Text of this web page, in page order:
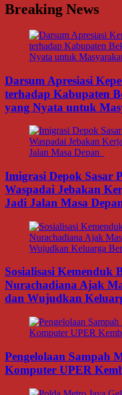
mode
Breaking News
Darsum Apresiasi
terhadap Kabupaten
yang Nyata untuk
Imigrasi Depok Sasar
Waspadai Jebakan
Jadi Jalan Masa
Sosialisasi Kemenduk
Nurachadiana Ajak
dan Wujudkan
Pengelolaan Sampah
Komputer UPER